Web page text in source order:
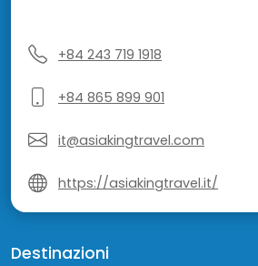
+84 243 719 1918
+84 865 899 901
it@asiakingtravel.com
https://asiakingtravel.it/
Destinazioni